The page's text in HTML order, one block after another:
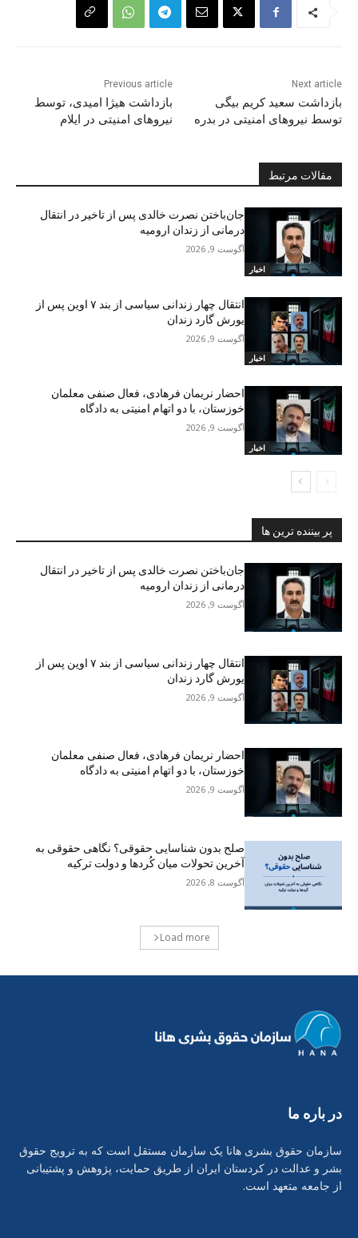
Previous article
بازداشت هیژا امیدی، توسط
نیروهای امنیتی در ایلام
Next article
بازداشت سعید کریم بیگی
توسط نیروهای امنیتی در بدره
مقالات مرتبط
اخبار
جان‌باختن نصرت خالدی پس از تاخیر در انتقال
درمانی از زندان ارومیه
آگوست 9, 2026
اخبار
انتقال چهار زندانی سیاسی از بند ۷ اوین پس از
یورش گارد زندان
آگوست 9, 2026
اخبار
احضار نریمان فرهادی، فعال صنفی معلمان
خوزستان، با دو اتهام امنیتی به دادگاه
آگوست 9, 2026
پر بیننده ترین ها
جان‌باختن نصرت خالدی پس از تاخیر در انتقال
درمانی از زندان ارومیه
آگوست 9, 2026
انتقال چهار زندانی سیاسی از بند ۷ اوین پس از
یورش گارد زندان
آگوست 9, 2026
احضار نریمان فرهادی، فعال صنفی معلمان
خوزستان، با دو اتهام امنیتی به دادگاه
آگوست 9, 2026
صلح بدون شناسایی حقوقی؟ نگاهی حقوقی به
آخرین تحولات میان کُردها و دولت ترکیه
آگوست 8, 2026
Load more
در بارە ما
سازمان حقوق بشری هانا یک سازمان مستقل است که به ترویج حقوق
بشر و عدالت در کردستان ایران از طریق حمایت، پژوهش و پشتیبانی
از جامعه متعهد است.